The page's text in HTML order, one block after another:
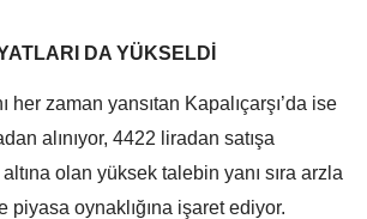
DA YÜKSELDİ
her zaman yansıtan Kapalıçarşı’da ise
alınıyor, 4422 liradan satışa
olan yüksek talebin yanı sıra arzla
piyasa oynaklığına işaret ediyor.